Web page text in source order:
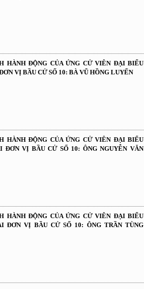
HÀNH ĐỘNG CỦA ỨNG CỬ VIÊN ĐẠI BIỂU
VỊ BẦU CỬ SỐ 10: BÀ VŨ HỒNG LUYẾN
HÀNH ĐỘNG CỦA ỨNG CỬ VIÊN ĐẠI BIỂU
VỊ BẦU CỬ SỐ 10: ÔNG NGUYỄN VĂN
HÀNH ĐỘNG CỦA ỨNG CỬ VIÊN ĐẠI BIỂU
ĐƠN VỊ BẦU CỬ SỐ 10: ÔNG TRẦN TÙNG